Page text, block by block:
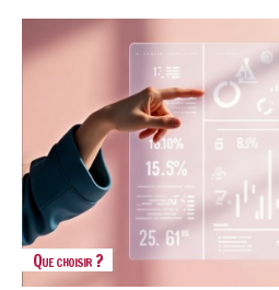
LES LIVRES TEST5
LES SUPPLÉMENTS
NOS OFFRES D'ABONNEMENTS
Que choisir ?